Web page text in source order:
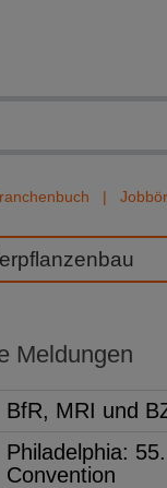
Meldungen
BfR, MRI und
Philadelphia:
Convention